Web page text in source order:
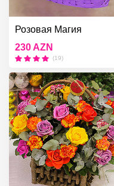
Розовая Магия
230 AZN
(19)